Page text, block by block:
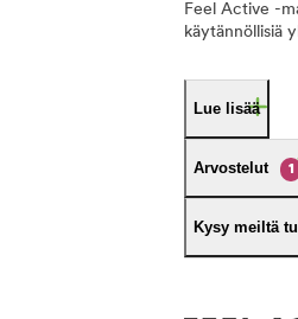
Feel Active -
käytännöllisiä
Lue lisää
Arvostelut 1
Kysy meiltä